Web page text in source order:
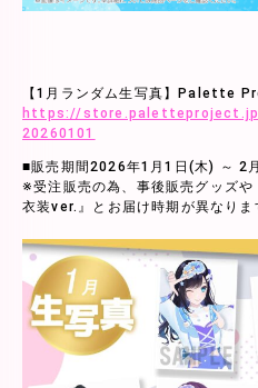
【1月ランダム生写真】Palette
https://
20260101
■販売期間2026年1月1日(木) ～ 2
※受注販売の為、事後販売グッズ
衣装ver.』とお届け時期が異なりま